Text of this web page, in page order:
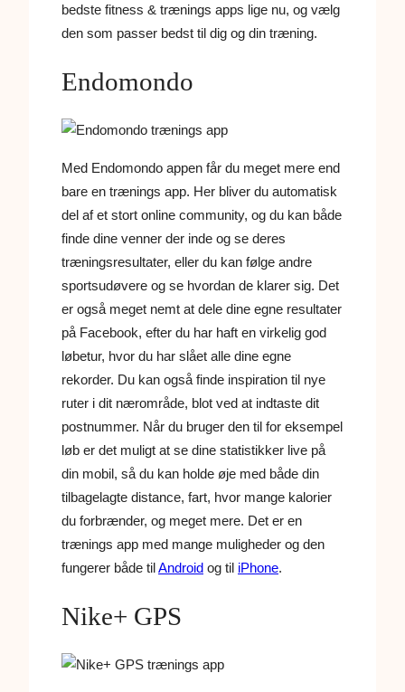
bedste fitness & trænings apps lige nu, og vælg
den som passer bedst til dig og din træning.
Endomondo
Med Endomondo appen får du meget mere end
bare en trænings app. Her bliver du automatisk
del af et stort online community, og du kan både
finde dine venner der inde og se deres
træningsresultater, eller du kan følge andre
sportsudøvere og se hvordan de klarer sig. Det
er også meget nemt at dele dine egne resultater
på Facebook, efter du har haft en virkelig god
løbetur, hvor du har slået alle dine egne
rekorder. Du kan også finde inspiration til nye
ruter i dit nærområde, blot ved at indtaste dit
postnummer. Når du bruger den til for eksempel
løb er det muligt at se dine statistikker live på
din mobil, så du kan holde øje med både din
tilbagelagte distance, fart, hvor mange kalorier
du forbrænder, og meget mere. Det er en
trænings app med mange muligheder og den
fungerer både tilAndroid og til iPhone.
Nike+ GPS